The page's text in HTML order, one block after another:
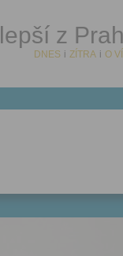
z
DNES i ZÍTRA i O